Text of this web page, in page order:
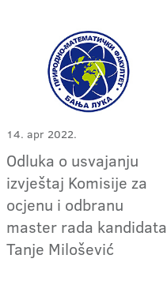
14. apr 2022.
Odluka o usvajanju
izvještaj Komisije za
ocjenu i odbranu
master rada kandidata
Tanje Milošević